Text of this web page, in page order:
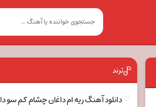
ترند
دانلود آهنگ ریه ام داغان چشام کم سو